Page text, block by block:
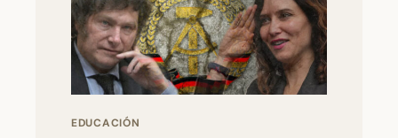
EDUCACIÓN